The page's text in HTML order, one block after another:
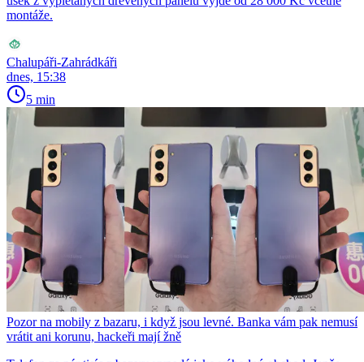
montáže.
Chalupáři-Zahrádkáři
dnes, 15:38
5 min
Pozor na mobily z bazaru, i když jsou levné. Banka vám pak nemusí
vrátit ani korunu, hackeři mají žně